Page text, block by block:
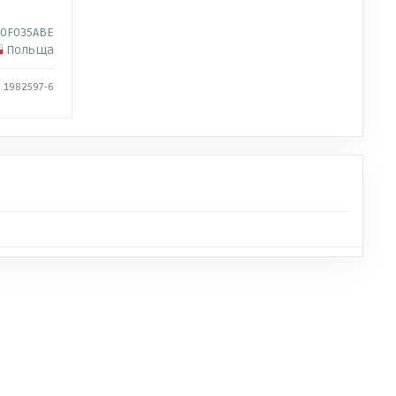
Польща
1982597-6